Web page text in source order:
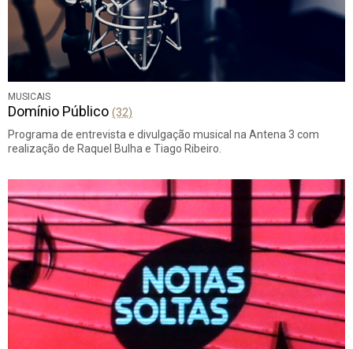
MUSICAIS
Domínio Público (32)
Programa de entrevista e divulgação musical na Antena 3 com
realização de Raquel Bulha e Tiago Ribeiro.